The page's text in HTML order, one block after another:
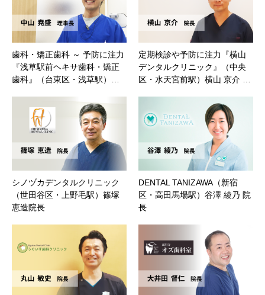
歯科・矯正歯科 ～ 予防に注力
『浅草駅前ヘキサ歯科・矯正
歯科』（台東区・浅草駅）…
定期検診や予防に注力『横山
デンタルクリニック』（中央
区・水天宮前駅）横山 京介 …
シノヅカデンタルクリニック
（世田谷区・上野毛駅）篠塚
恵造院長
DENTAL TANIZAWA（新宿
区・高田馬場駅）谷澤 綾乃 院
長